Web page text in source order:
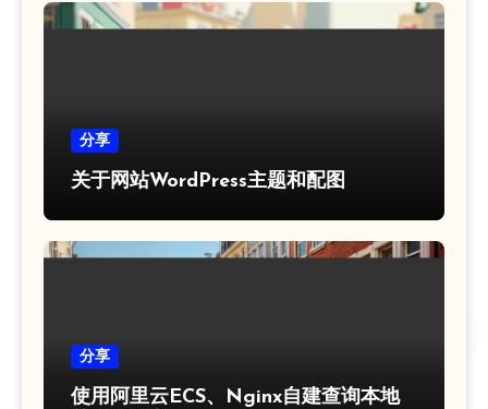
分享
关于网站WordPress主题和配图
分享
使用阿里云ECS、Nginx自建查询本地